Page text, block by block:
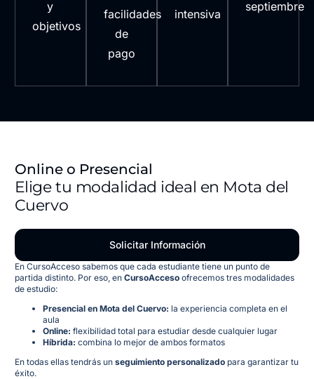
y
objetivos
facilidades
de
pago
intensiva
septiembre
Online o Presencial
Elige tu modalidad ideal en Mota del
Cuervo
Solicitar Información
En CursoAcceso sabemos que cada estudiante tiene un punto de
partida distinto. Por eso, en CursoAccesoofrecemos tres modalidades
de estudio:
Presencial en Mota del Cuervo: la experiencia completa en el
aula
Online: flexibilidad total para estudiar desde cualquier lugar
Híbrida: combina lo mejor de ambos formatos
En todas ellas tendrás un seguimiento personalizadopara garantizar tu
éxito.